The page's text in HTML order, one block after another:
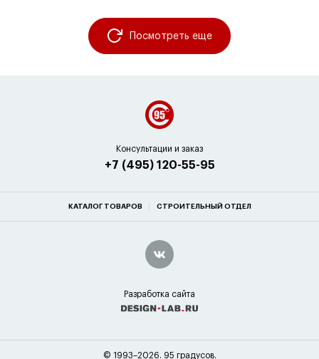
Посмотреть еще
Консультации и заказ
+7 (495) 120-55-95
КАТАЛОГ ТОВАРОВ СТРОИТЕЛЬНЫЙ ОТДЕЛ
Разработка сайта
© 1993–2026. 95 градусов.